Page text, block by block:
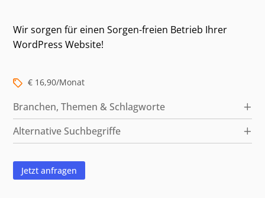
Wir sorgen für einen Sorgen-freien Betrieb Ihrer
WordPress Website!
€ 16,90/Monat
Branchen, Themen & Schlagworte
Alternative Suchbegriffe
Jetzt anfragen